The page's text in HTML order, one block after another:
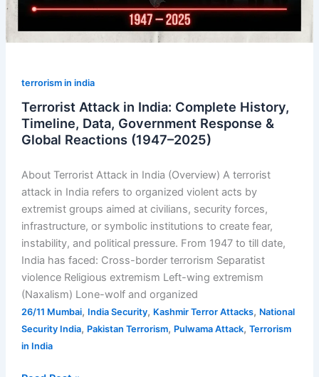
terrorism in india
Terrorist Attack in India: Complete History,
Timeline, Data, Government Response &
Global Reactions (1947–2025)
About Terrorist Attack in India (Overview) A terrorist
attack in India refers to organized violent acts by
extremist groups aimed at civilians, security forces,
infrastructure, or symbolic institutions to create fear,
instability, and political pressure. From 1947 to till date,
India has faced: Cross-border terrorism Separatist
violence Religious extremism Left-wing extremism
(Naxalism) Lone-wolf and organized
26/11 Mumbai, India Security, Kashmir Terror Attacks, National
Security India, Pakistan Terrorism, Pulwama Attack, Terrorism
in India
Reactions
2025)